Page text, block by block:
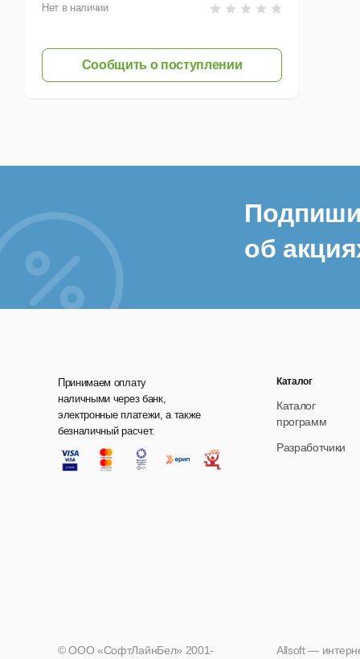
Нет в наличии
Сообщить о поступлении
об
Принимаем оплату
наличными через банк,
электронные платежи, а также
безналичный расчет.
Каталог
Каталог
программ
Разработчики
Allsoft —
© ООО «СофтЛайнБел» 2001-